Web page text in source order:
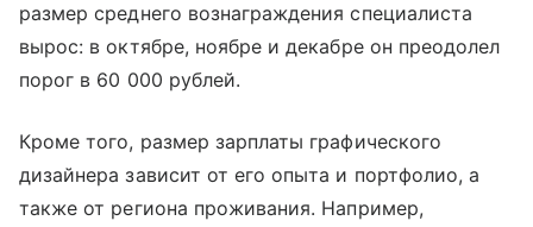
размер среднего вознаграждения специалиста
вырос: в октябре, ноябре и декабре он преодолел
порог в 60 000 рублей.
Кроме того, размер зарплаты графического
дизайнера зависит от его опыта и портфолио, а
также от региона проживания. Например,